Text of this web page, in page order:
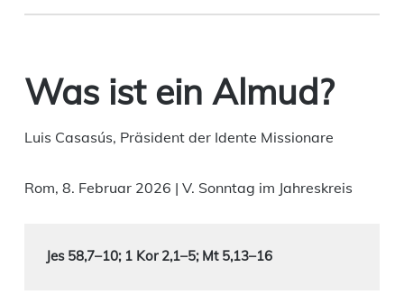
Was ist ein Almud?
Luis Casasús, Präsident der Idente Missionare
Rom, 8. Februar 2026 | V. Sonntag im Jahreskreis
Jes 58,7–10; 1 Kor 2,1–5; Mt 5,13–16